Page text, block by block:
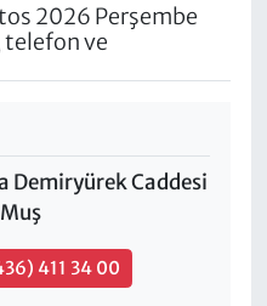
2026 Perşembe
telefon ve
Demiryürek Caddesi
411 34 00